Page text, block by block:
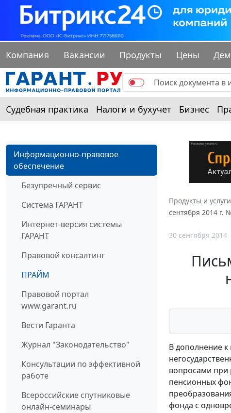
Компания Вакансии Продукты Цены
Судебная практика Налоги и бухучет Бизнес
Информационно-правовое
обеспечение
Безупречный сервис
Система ГАРАНТ
Интернет-версия системы
ГАРАНТ
Правовой консалтинг
ПРАЙМ
Правовой портал
www.garant.ru
Вести Гаранта
Журнал "Законодательство"
Консультации по эффективной
работе
Всероссийские спутниковые
онлайн-семинары
Продукты и услуги
сентября 2014 г.
30 сентября 2014
В дополнение
вопросами при
пенсионных
фонда с